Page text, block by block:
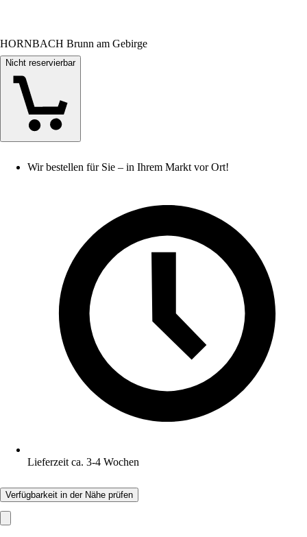
HORNBACH Brunn am Gebirge
Nicht reservierbar
Wir bestellen für Sie – in Ihrem Markt vor Ort!
Lieferzeit ca. 3-4 Wochen
Verfügbarkeit in der Nähe prüfen